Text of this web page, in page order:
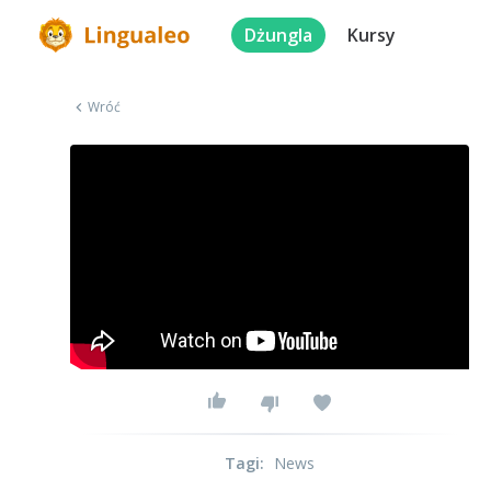
Dżungla Kursy
Wróć
Tagi: News